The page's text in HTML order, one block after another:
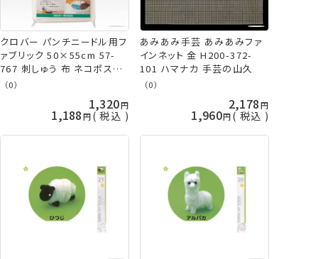
クロバー パンチニードル用フ
ァブリック 50×55cm 57-
767 刺しゅう 布 ネコポス可
clv 手芸の山久
（0）
1,320
1,188 税込
あみあみ手芸 あみあみファ
インネット 金 H200-372-
101 ハマナカ 手芸の山久
（0）
2,178
1,960 税込